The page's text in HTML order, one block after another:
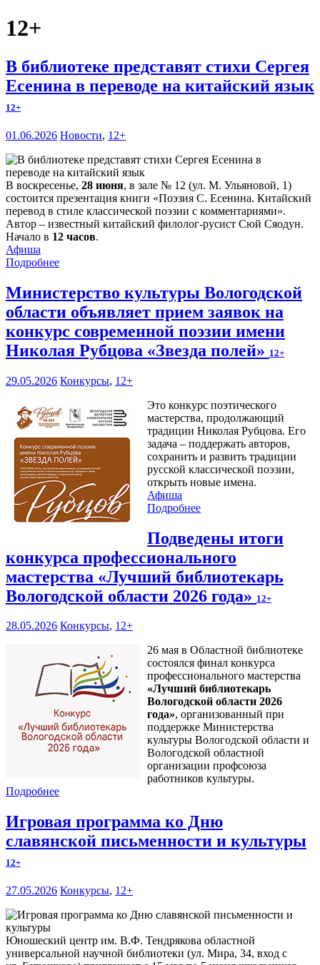
12+
В библиотеке представят стихи Сергея
Есенина в переводе на китайский язык
12+
01.06.2026 Новости, 12+
В воскресенье, 28 июня, в зале № 12 (ул. М. Ульяновой, 1)
состоится презентация книги «Поэзия С. Есенина. Китайский
перевод в стиле классической поэзии с комментариями».
Автор – известный китайский филолог-русист Сюй Сяодун.
Начало в 12 часов.
Афиша
Подробнее
Министерство культуры Вологодской
области объявляет прием заявок на
конкурс современной поэзии имени
Николая Рубцова «Звезда полей» 12+
29.05.2026 Конкурсы, 12+
Это конкурс поэтического
мастерства, продолжающий
традиции Николая Рубцова. Его
задача – поддержать авторов,
сохранить и развить традиции
русской классической поэзии,
открыть новые имена.
Афиша
Подробнее
Подведены итоги
конкурса профессионального
мастерства «Лучший библиотекарь
Вологодской области 2026 года» 12+
28.05.2026 Конкурсы, 12+
26 мая в Областной библиотеке
состоялся финал конкурса
профессионального мастерства
«Лучший библиотекарь
Вологодской области 2026
года», организованный при
поддержке Министерства
культуры Вологодской области и
Вологодской областной
организации профсоюза
работников культуры.
Подробнее
Игровая программа ко Дню
славянской письменности и культуры
12+
27.05.2026 Конкурсы, 12+
Юношеский центр им. В.Ф. Тендрякова областной
универсальной научной библиотеки (ул. Мира, 34, вход с